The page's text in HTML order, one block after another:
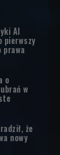
AI
pierwszy
o
w
że
nowy